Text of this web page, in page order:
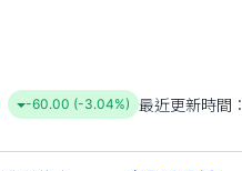
-60.00 (-3.04%) 最近更新時間：